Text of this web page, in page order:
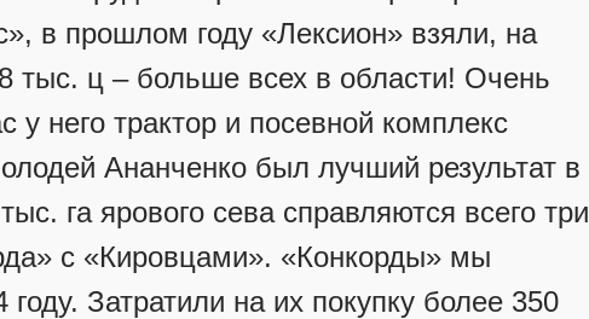
в прошлом году «Лексион» взяли, на
тыс. ц – больше всех в области! Очень
него трактор и посевной комплекс
Ананченко был лучший результат в
га ярового сева справляются всего три
с «Кировцами». «Конкорды» мы
Затратили на их покупку более 350